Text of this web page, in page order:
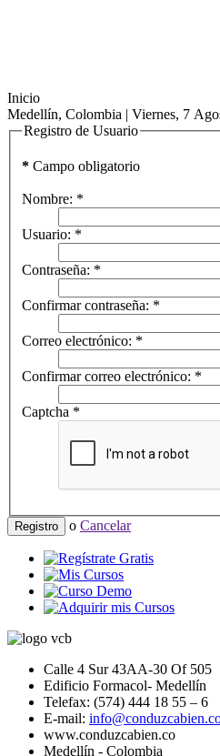
Inicio
Medellín, Colombia | Viernes, 7
Registro de Usuario
* Campo obligatorio
Nombre: *
Usuario: *
Contraseña: *
Confirmar contraseña: *
Correo electrónico: *
Confirmar correo electrónico: *
Captcha *
Registro o Cancelar
Calle 4 Sur 43AA-30 Of 505
Edificio Formacol- Medellín
Telefax: (574) 444 18 55 – 6
E-mail:
www.conduzcabien.co
Medellín - Colombia